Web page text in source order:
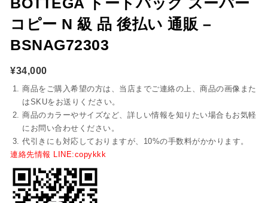
コピー N 級 品 後払い 通販 –
BSNAG72303
¥34,000
商品をご購入希望の方は、当店までご連絡の上、商品の画像また
はSKUをお送りください。
商品のカラーやサイズなど、詳しい情報を知りたい場合もお気軽
にお問い合わせください。
代引きにも対応しておりますが、10%の手数料がかかります。
連絡先情報 LINE:copykkk